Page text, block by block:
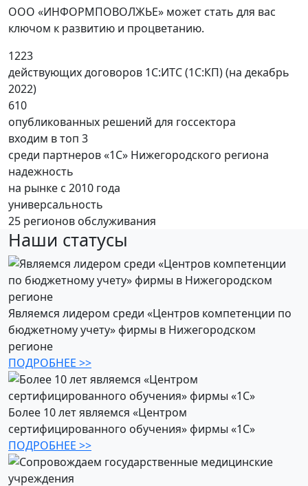
ООО «ИНФОРМПОВОЛЖЬЕ» может стать для вас
ключом к развитию и процветанию.
1223
действующих договоров 1С:ИТС (1С:КП) (на декабрь
2022)
610
опубликованных решений для госсектора
входим в топ 3
среди партнеров «1С» Нижегородского региона
надежность
на рынке с 2010 года
универсальность
25 регионов обслуживания
Наши статусы
Являемся лидером среди «Центров компетенции по
бюджетному учету» фирмы в Нижегородском
регионе
ПОДРОБНЕЕ >>
Более 10 лет являемся «Центром
сертифицированного обучения» фирмы «1С»
ПОДРОБНЕЕ >>